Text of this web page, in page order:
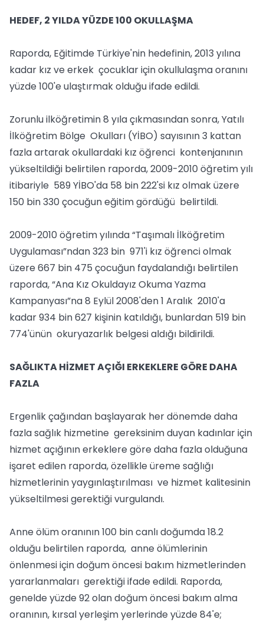
HEDEF, 2 YILDA YÜZDE 100 OKULLAŞMA
Raporda, Eğitimde Türkiye'nin hedefinin, 2013 yılına
kadar kız ve erkek çocuklar için okullulaşma oranını
yüzde 100'e ulaştırmak olduğu ifade edildi.
Zorunlu ilköğretimin 8 yıla çıkmasından sonra, Yatılı
İlköğretim Bölge Okulları (YİBO) sayısının 3 kattan
fazla artarak okullardaki kız öğrenci kontenjanının
yükseltildiği belirtilen raporda, 2009-2010 öğretim yılı
itibariyle 589 YİBO'da 58 bin 222'si kız olmak üzere
150 bin 330 çocuğun eğitim gördüğü belirtildi.
2009-2010 öğretim yılında “Taşımalı İlköğretim
Uygulaması”ndan 323 bin 971'i kız öğrenci olmak
üzere 667 bin 475 çocuğun faydalandığı belirtilen
raporda, “Ana Kız Okuldayız Okuma Yazma
Kampanyası”na 8 Eylül 2008'den 1 Aralık 2010'a
kadar 934 bin 627 kişinin katıldığı, bunlardan 519 bin
774'ünün okuryazarlık belgesi aldığı bildirildi.
SAĞLIKTA HİZMET AÇIĞI ERKEKLERE GÖRE DAHA
FAZLA
Ergenlik çağından başlayarak her dönemde daha
fazla sağlık hizmetine gereksinim duyan kadınlar için
hizmet açığının erkeklere göre daha fazla olduğuna
işaret edilen raporda, özellikle üreme sağlığı
hizmetlerinin yaygınlaştırılması ve hizmet kalitesinin
yükseltilmesi gerektiği vurgulandı.
Anne ölüm oranının 100 bin canlı doğumda 18.2
olduğu belirtilen raporda, anne ölümlerinin
önlenmesi için doğum öncesi bakım hizmetlerinden
yararlanmaları gerektiği ifade edildi. Raporda,
genelde yüzde 92 olan doğum öncesi bakım alma
oranının, kırsal yerleşim yerlerinde yüzde 84'e;